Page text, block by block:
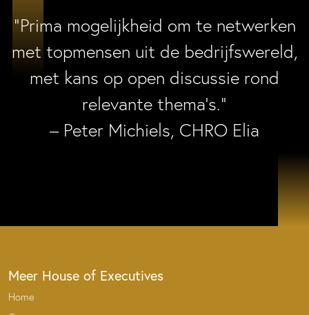
“Prima mogelijkheid om te netwerken
met topmensen uit de bedrijfswereld,
met kans op open discussie rond
relevante thema’s.”
– Peter Michiels, CHRO Elia
Meer House of Executives
Home